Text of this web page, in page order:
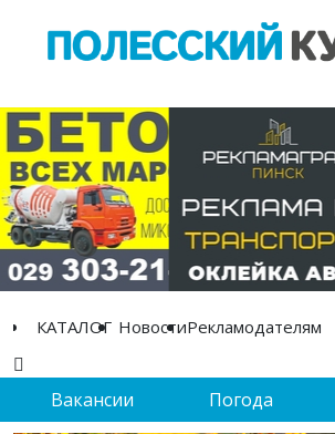
КАТАЛОГ НовостиРекламодателям
Вакансии Погода